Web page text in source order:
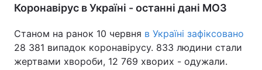
Коронавірус в Україні - останні дані МОЗ
Станом на ранок 10 червня в Україні зафіксовано
28 381 випадок коронавірусу. 833 людини стали
жертвами хвороби, 12 769 хворих - одужали.